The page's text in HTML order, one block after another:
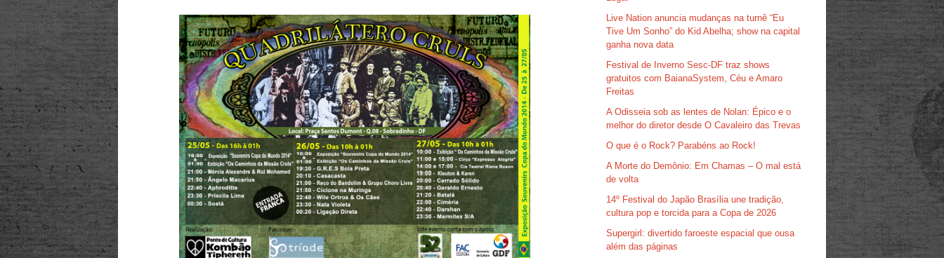
Live Nation anuncia mudanças na turnê “Eu
Tive Um Sonho” do Kid Abelha; show na capital
ganha nova data
Festival de Inverno Sesc-DF traz shows
gratuitos com BaianaSystem, Céu e Amaro
Freitas
A Odisseia sob as lentes de Nolan: Épico e o
melhor do diretor desde O Cavaleiro das Trevas
O que é o Rock? Parabéns ao Rock!
A Morte do Demônio: Em Chamas – O mal está
de volta
14º Festival do Japão Brasília une tradição,
cultura pop e torcida para a Copa de 2026
Supergirl: divertido faroeste espacial que ousa
além das páginas